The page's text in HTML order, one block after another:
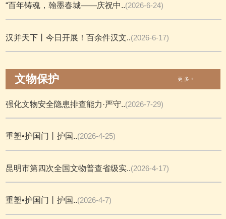
“百年铸魂，翰墨春城——庆祝中..(2026-6-24)
汉并天下丨今日开展！百余件汉文..(2026-6-17)
文物保护 更 多 +
强化文物安全隐患排查能力·严守..(2026-7-29)
重塑•护国门丨护国..(2026-4-25)
昆明市第四次全国文物普查省级实..(2026-4-17)
重塑•护国门丨护国..(2026-4-7)